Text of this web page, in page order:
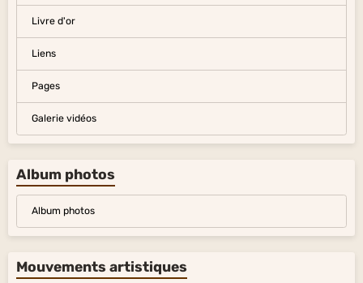
Livre d'or
Liens
Pages
Galerie vidéos
Album photos
Album photos
Mouvements artistiques